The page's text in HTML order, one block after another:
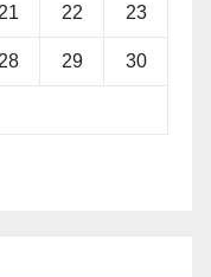
21 22 23
28 29 30